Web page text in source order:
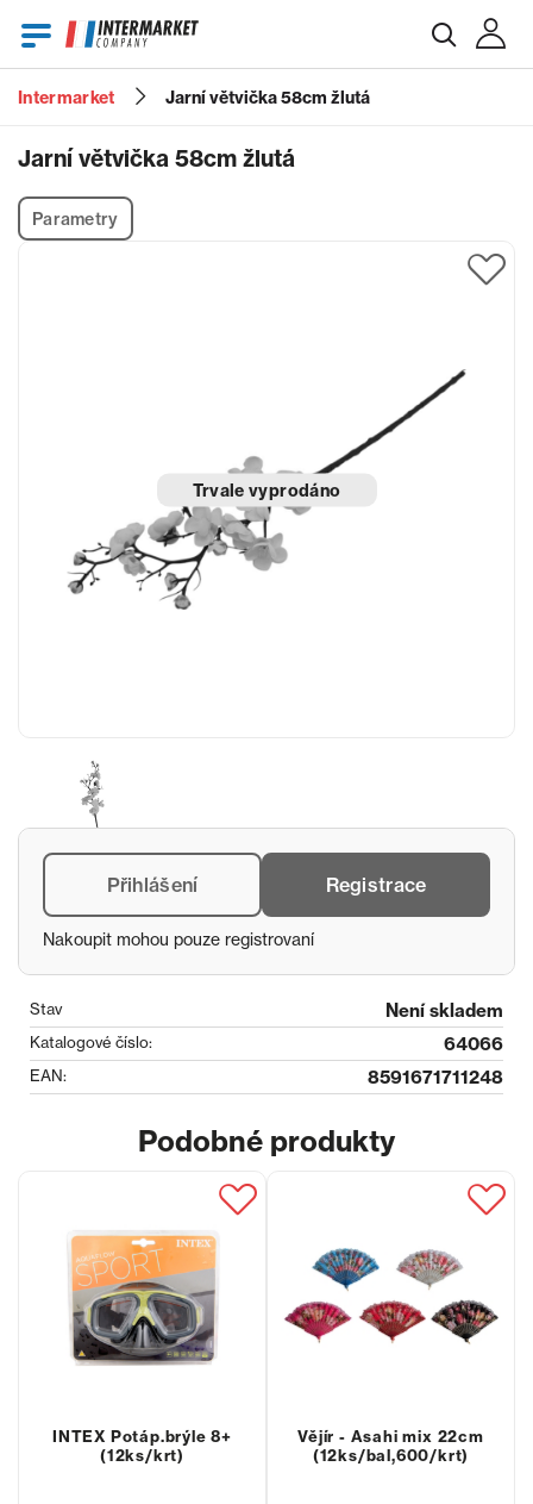
Heslo
Intermarket Jarní větvička 58cm žlutá
Jarní větvička 58cm žlutá
Parametry
Trvale vyprodáno
Přihlášení Registrace
Nakoupit mohou pouze registrovaní
Stav Není skladem
Katalogové číslo: 64066
EAN: 8591671711248
Podobné produkty
INTEX Potáp.brýle 8+
(12ks/krt)
Vějír - Asahi mix 22cm
(12ks/bal,600/krt)